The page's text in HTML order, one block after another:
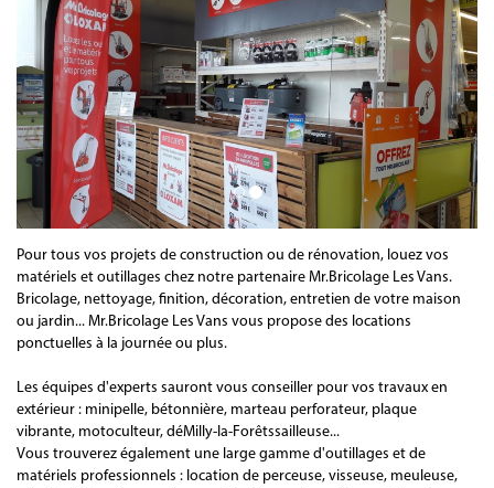
Pour tous vos projets de construction ou de rénovation, louez vos
matériels et outillages chez notre partenaire Mr.Bricolage Les Vans.
Bricolage, nettoyage, finition, décoration, entretien de votre maison
ou jardin... Mr.Bricolage Les Vans vous propose des locations
ponctuelles à la journée ou plus.
Les équipes d'experts sauront vous conseiller pour vos travaux en
extérieur : minipelle, bétonnière, marteau perforateur, plaque
vibrante, motoculteur, déMilly-la-Forêtssailleuse...
Vous trouverez également une large gamme d'outillages et de
matériels professionnels : location de perceuse, visseuse, meuleuse,